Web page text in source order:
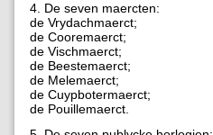
4. De seven maercten:
de Vrydachmaerct;
de Cooremaerct;
de Vischmaerct;
de Beestemaerct;
de Melemaerct;
de Cuypbotermaerct;
de Pouillemaerct.